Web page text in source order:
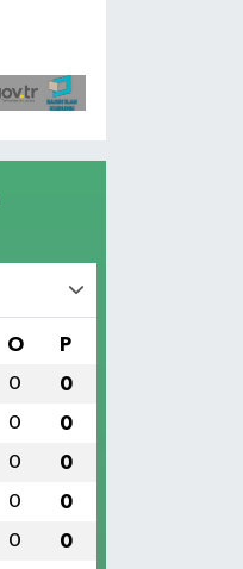
O P
0 0
0 0
0 0
0 0
0 0